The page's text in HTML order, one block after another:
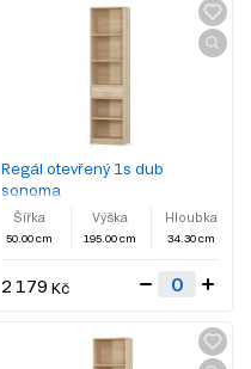
Regál otevřený 1s dub
sonoma
Šířka
50.00 cm
Výška
195.00 cm
Hloubka
34.30 cm
2 179 Kč